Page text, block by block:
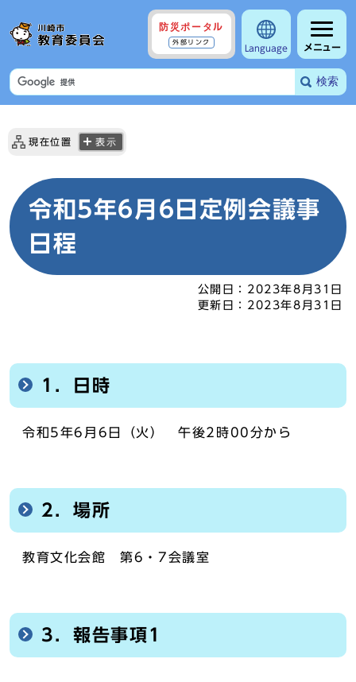
防災ポータル
外部リンク
Language メニュー
検索
現在位置 表示
令和5年6月6日定例会議事
日程
公開日： 2023年8月31日
更新日： 2023年8月31日
1．日時
令和5年6月6日（火） 午後2時00分から
2．場所
教育文化会館 第6・7会議室
3．報告事項1